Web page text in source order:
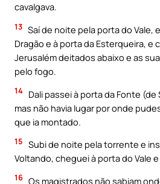
cavalgava.
13 Saí de noite pela porta do Vale,
Dragão e à porta da Esterqueira, e
Jerusalém deitados abaixo e as
pelo fogo.
14 Dali passei à porta da Fonte (de
mas não havia lugar por onde
que ia montado.
15 Subi de noite pela torrente e
Voltando, cheguei à porta do Vale
16 Os magistrados não sabiam